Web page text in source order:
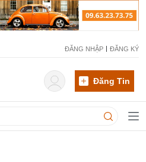
ĐĂNG NHẬP ĐĂNG KÝ
Đăng Tin